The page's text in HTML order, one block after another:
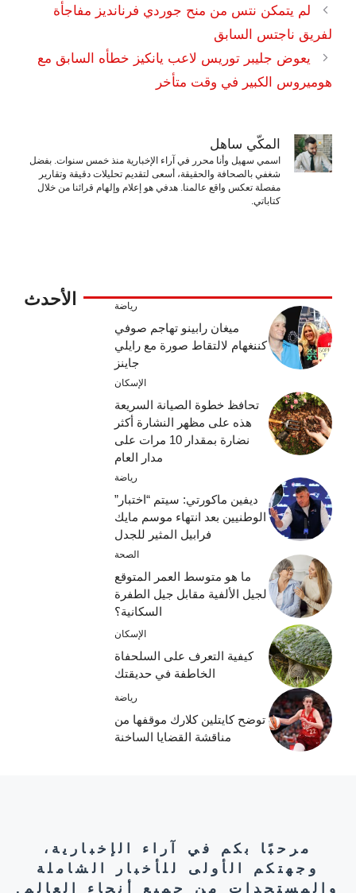
لم يتمكن نتس من منح جوردي فرنانديز مفاجأة
لفريق ناجتس السابق
يعوض جليبر توريس لاعب يانكيز خطأه السابق مع
هوميروس الكبير في وقت متأخر
المكّي ساهل
اسمي سهيل وأنا محرر في آراء الإخبارية منذ خمس سنوات. بفضل
شغفي بالصحافة والحقيقة، أسعى لتقديم تحليلات دقيقة وتقارير
مفصلة تعكس واقع عالمنا. هدفي هو إعلام وإلهام قرائنا من خلال
كتاباتي.
الأحدث رياضة
ميغان رابينو تهاجم صوفي
كننغهام لالتقاط صورة مع رايلي
جاينز
الإسكان
تحافظ خطوة الصيانة السريعة
هذه على مظهر النشارة أكثر
نضارة بمقدار 10 مرات على
مدار العام
رياضة
ديفين ماكورتي: سيتم “اختبار”
الوطنيين بعد انتهاء موسم مايك
فرابيل المثير للجدل
الصحة
ما هو متوسط ​​العمر المتوقع
لجيل الألفية مقابل جيل الطفرة
السكانية؟
الإسكان
كيفية التعرف على السلحفاة
الخاطفة في حديقتك
رياضة
توضح كايتلين كلارك موقفها من
مناقشة القضايا الساخنة
مرحبًا بكم في آراء الإخبارية،
وجهتكم الأولى للأخبار الشاملة
والمستجدات من جميع أنحاء العالم.